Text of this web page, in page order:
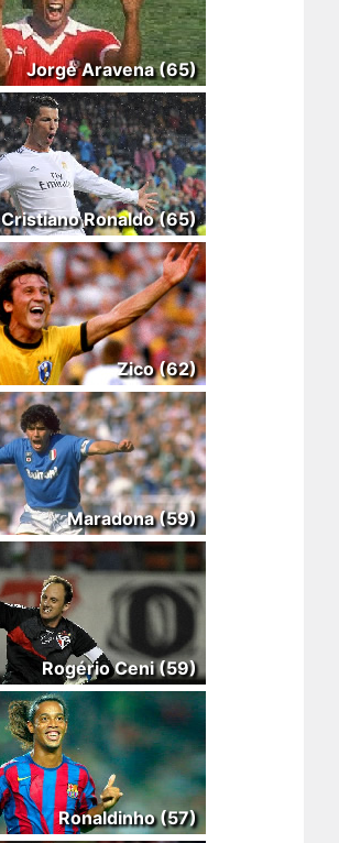
Jorge Aravena (65)
Cristiano Ronaldo (65)
Zico (62)
Maradona (59)
Rogério Ceni (59)
Ronaldinho (57)